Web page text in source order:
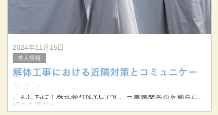
2024年11月15日
求人情報
解体工事における近隣対策とコミュニケー
ション
こんにちは！株式会社N.Y.Cです。三重県桑名市を拠点に、
三重県全域および東海三県で解体工事、アスベスト除去、
続きを読む>